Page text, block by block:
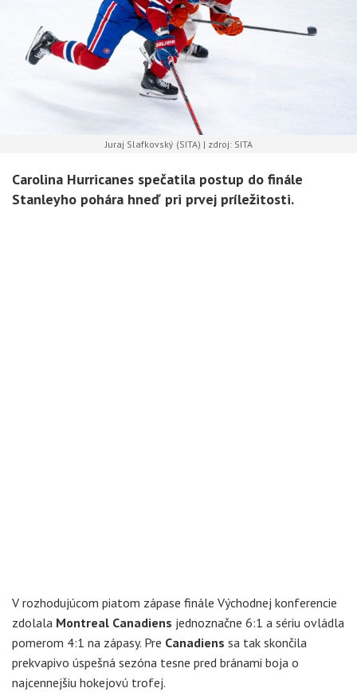
Juraj Slafkovský (SITA) | zdroj: SITA
Carolina Hurricanes spečatila postup do finále
Stanleyho pohára hneď pri prvej príležitosti.
V rozhodujúcom piatom zápase finále Východnej konferencie
zdolala Montreal Canadiens jednoznačne 6:1 a sériu ovládla
pomerom 4:1 na zápasy. Pre Canadiens sa tak skončila
prekvapivo úspešná sezóna tesne pred bránami boja o
najcennejšiu hokejovú trofej.